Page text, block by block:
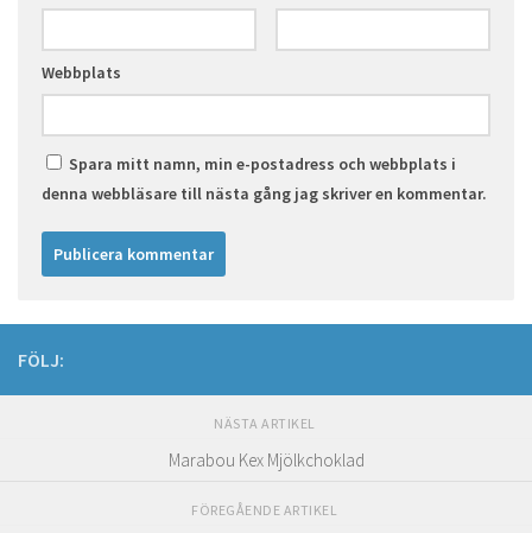
Webbplats
Spara mitt namn, min e-postadress och webbplats i
denna webbläsare till nästa gång jag skriver en kommentar.
FÖLJ:
NÄSTA ARTIKEL
Marabou Kex Mjölkchoklad
FÖREGÅENDE ARTIKEL